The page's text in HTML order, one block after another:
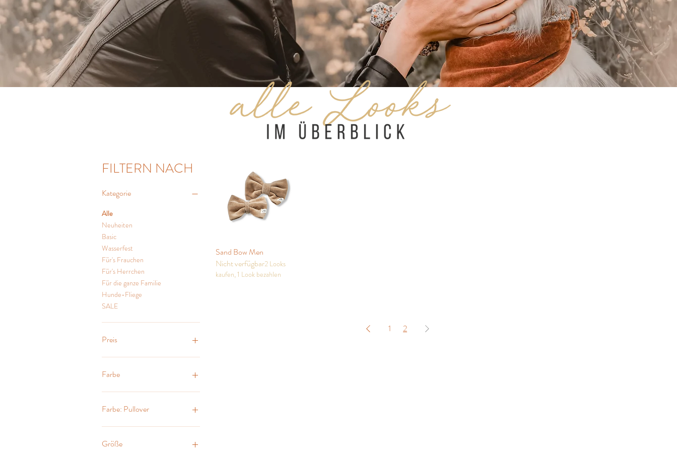
FILTERN NACH
Kategorie
Alle
Neuheiten
Basic
Wasserfest
Für's Frauchen
Für's Herrchen
Für die ganze Familie
Hunde-Fliege
SALE
Preis
Farbe
Farbe: Pullover
Größe
Schnellansicht
Sand Bow Men
Nicht verfügbar2 Looks
kaufen, 1 Look bezahlen
1 2